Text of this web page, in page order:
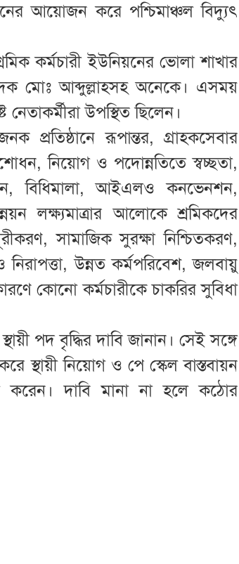
আয়োজন করে পশ্চিমাঞ্চল বিদ্যুৎ
কর্মচারী ইউনিয়নের ভোলা শাখার
মোঃ আব্দুল্লাহসহ অনেকে। এসময়
নেতাকর্মীরা উপস্থিত ছিলেন।
প্রতিষ্ঠানে রূপান্তর, গ্রাহকসেবার
নিয়োগ ও পদোন্নতিতে স্বচ্ছতা,
বিধিমালা, আইএলও কনভেনশন,
লক্ষ্যমাত্রার আলোকে শ্রমিকদের
সামাজিক সুরক্ষা নিশ্চিতকরণ,
নিরাপত্তা, উন্নত কর্মপরিবেশ, জলবায়ু
কোনো কর্মচারীকে চাকরির সুবিধা
পদ বৃদ্ধির দাবি জানান। সেই সঙ্গে
স্থায়ী নিয়োগ ও পে স্কেল বাস্তবায়ন
করেন। দাবি মানা না হলে কঠোর